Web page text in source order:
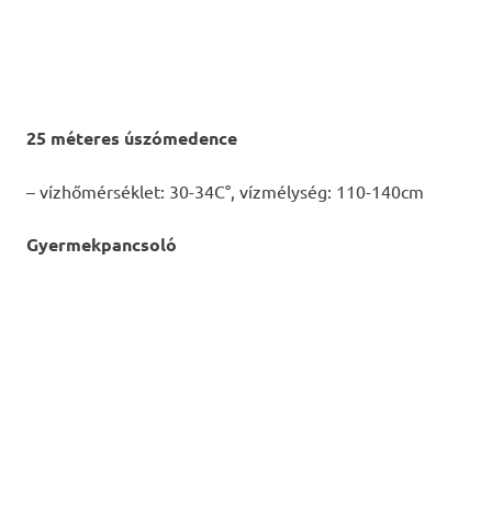
25 méteres úszómedence
– vízhőmérséklet: 30-34C°, vízmélység: 110-140cm
Gyermekpancsoló